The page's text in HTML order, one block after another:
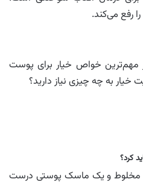
رفع می‌کند.
مهم‌ترین خواص خیار برای پوست
به چه چیزی نیاز دارید؟
کرد؟
مخلوط و یک ماسک پوستی درست